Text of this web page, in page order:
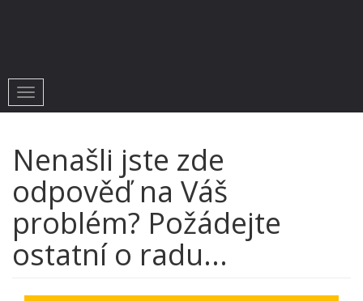
Toggle
navigation
Nenašli jste zde
odpověď na Váš
problém? Požádejte
ostatní o radu...